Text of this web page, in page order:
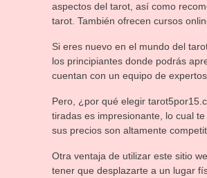
aspectos del tarot, así como
tarot. También ofrecen cursos
Si eres nuevo en el mundo del
los principiantes donde podrás
cuentan con un equipo de
Pero, ¿por qué elegir
tiradas es impresionante, lo cual
sus precios son altamente
Otra ventaja de utilizar este sitio
tener que desplazarte a un lugar